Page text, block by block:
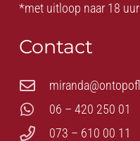
*met uitloop naar 18 uur
Contact
06 – 420 250 01
073 – 610 00 11